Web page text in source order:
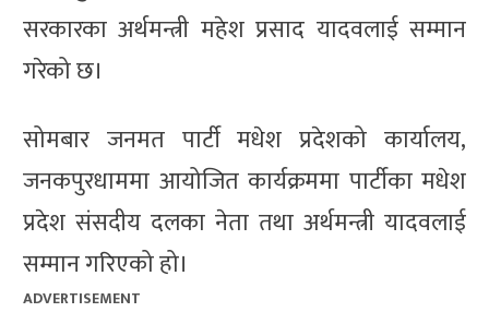
सरकारका अर्थमन्त्री महेश प्रसाद यादवलाई सम्मान
गरेको छ।
सोमबार जनमत पार्टी मधेश प्रदेशको कार्यालय,
जनकपुरधाममा आयोजित कार्यक्रममा पार्टीका मधेश
प्रदेश संसदीय दलका नेता तथा अर्थमन्त्री यादवलाई
सम्मान गरिएको हो।
ADVERTISEMENT